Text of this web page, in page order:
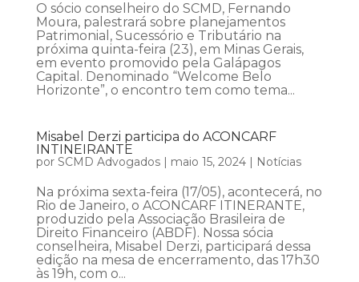
O sócio conselheiro do SCMD, Fernando
Moura, palestrará sobre planejamentos
Patrimonial, Sucessório e Tributário na
próxima quinta-feira (23), em Minas Gerais,
em evento promovido pela Galápagos
Capital. Denominado “Welcome Belo
Horizonte”, o encontro tem como tema...
Misabel Derzi participa do ACONCARF
INTINEIRANTE
por SCMD Advogados| maio 15, 2024| Notícias
Na próxima sexta-feira (17/05), acontecerá, no
Rio de Janeiro, o ACONCARF ITINERANTE,
produzido pela Associação Brasileira de
Direito Financeiro (ABDF). Nossa sócia
conselheira, Misabel Derzi, participará dessa
edição na mesa de encerramento, das 17h30
às 19h, com o...